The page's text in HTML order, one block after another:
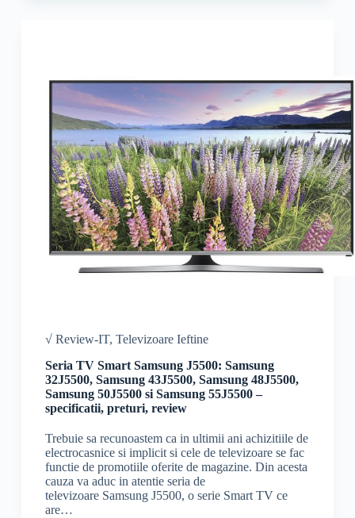
√ Review-IT, Televizoare Ieftine
Seria TV Smart Samsung J5500: Samsung
32J5500, Samsung 43J5500, Samsung 48J5500,
Samsung 50J5500 si Samsung 55J5500 –
specificatii, preturi, review
Trebuie sa recunoastem ca in ultimii ani achizitiile de
electrocasnice si implicit si cele de televizoare se fac
functie de promotiile oferite de magazine. Din acesta
cauza va aduc in atentie seria de
televizoare Samsung J5500, o serie Smart TV ce
are…